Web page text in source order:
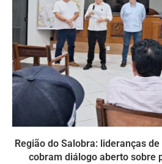
Região do Salobra: lideranças
cobram diálogo aberto sobre